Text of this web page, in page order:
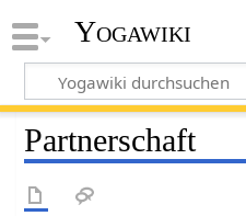
Yogawiki
Partnerschaft